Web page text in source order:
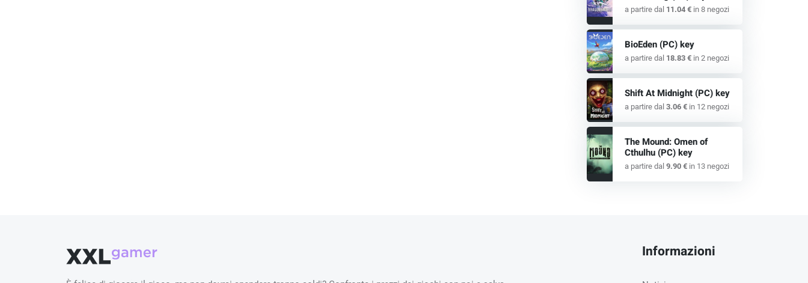
a partire dal 11.04 €in 8 negozi
BioEden (PC) key
a partire dal 18.83 €in 2 negozi
Shift At Midnight (PC) key
a partire dal 3.06 €in 12 negozi
The Mound: Omen of
Cthulhu (PC) key
a partire dal 9.90 €in 13 negozi
Informazioni